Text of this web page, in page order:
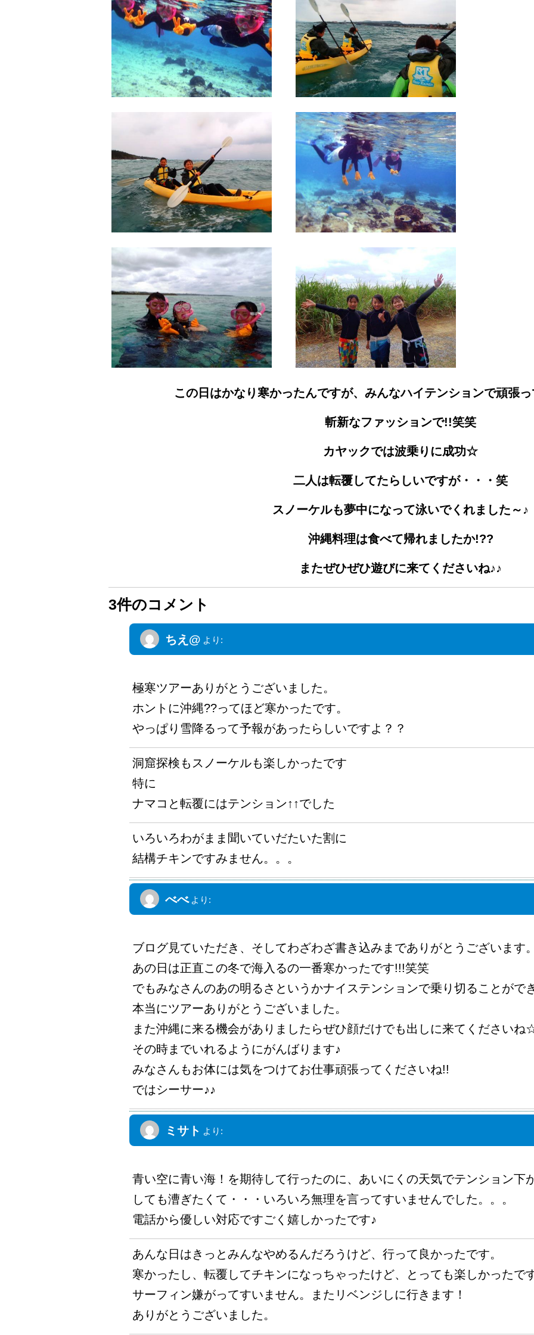
この日はかなり寒かったんですが、みんなハイテンションで頑張
斬新なファッションで!!笑笑
カヤックでは波乗りに成功☆
二人は転覆してたらしいですが・・・笑
スノーケルも夢中になって泳いでくれました～♪
沖縄料理は食べて帰れましたか!??
またぜひぜひ遊びに来てくださいね♪♪
3件のコメント
ちえ@ より:
極寒ツアーありがとうございました。
ホントに沖縄??ってほど寒かったです。
やっぱり雪降るって予報があったらしいですよ？？
洞窟探検もスノーケルも楽しかったです
特に
ナマコと転覆にはテンション↑↑でした
いろいろわがまま聞いていだたいた割に
結構チキンですみません。。。
べべ より:
ブログ見ていただき、そしてわざわざ書き込みまでありがとうございます。
あの日は正直この冬で海入るの一番寒かったです!!!笑笑
でもみなさんのあの明るさというかナイステンションで乗り切ることがで
本当にツアーありがとうございました。
また沖縄に来る機会がありましたらぜひ顔だけでも出しに来てくださいね
その時までいれるようにがんばります♪
みなさんもお体には気をつけてお仕事頑張ってくださいね!!
ではシーサー♪♪
ミサト より:
青い空に青い海！を期待して行ったのに、あいにくの天気でテンション下
しても漕ぎたくて・・・いろいろ無理を言ってすいませんでした。。。
電話から優しい対応ですごく嬉しかったです♪
あんな日はきっとみんなやめるんだろうけど、行って良かったです。
寒かったし、転覆してチキンになっちゃったけど、とっても楽しかったで
サーフィン嫌がってすいません。またリベンジしに行きます！
ありがとうございました。